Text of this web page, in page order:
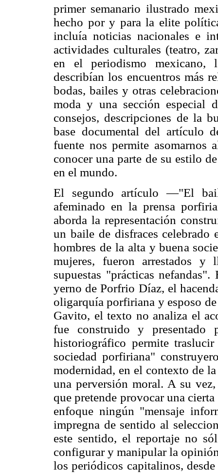
primer semanario ilustrado
hecho por y para la elite
incluía noticias nacionales e
actividades culturales (teatro,
en el periodismo mexicano,
describían los encuentros más
bodas, bailes y otras
moda y una sección especial
consejos, descripciones de la
base documental del artículo
fuente nos permite
conocer una parte de su estilo
en el mundo.
El segundo artículo —"El
afeminado en la prensa
aborda la representación
un baile de disfraces
hombres de la alta y buena
mujeres, fueron arrestados
supuestas "prácticas
yerno de Porfrio Díaz, el
oligarquía porfiriana y esposo
Gavito, el texto no analiza el
fue construido y presentado
historiográfico permite
sociedad porfiriana"
modernidad, en el contexto de
una perversión moral. A su
que pretende provocar una
enfoque ningún "mensaje
impregna de sentido al
este sentido, el reportaje no
configurar y manipular la
los periódicos capitalinos,